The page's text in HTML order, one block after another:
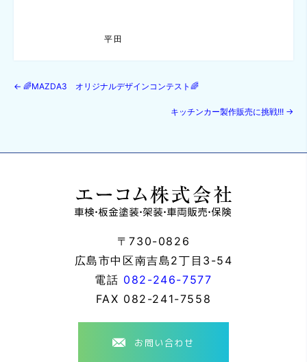
平田
← 🌈MAZDA3 オリジナルデザインコンテスト🌈
キッチンカー製作販売に挑戦!!! →
〒730-0826
広島市中区南吉島2丁目3-54
電話 082-246-7577
FAX 082-241-7558
お問い合わせ